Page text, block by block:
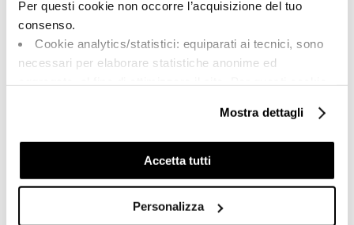
Per questi cookie non occorre l’acquisizione del tuo
consenso.
Cookie analytics/statistici: equiparati ai tecnici, sono
necessari per elaborare statistiche anonime ed
Cookie di profilazione/marketing: sono utilizzati, solo
previo tuo consenso, per esaminare le tue abitudini di
navigazione e mostrarti quindi avvisi pubblicitari mirati, in
linea con le tue preferenze.
cookie di profilazione, selezionando uno dei bottoni sotto
Mostra dettagli
Accetta tutti
Personalizza
Fondo
Formato:
opaco
Destonalización:
Share: